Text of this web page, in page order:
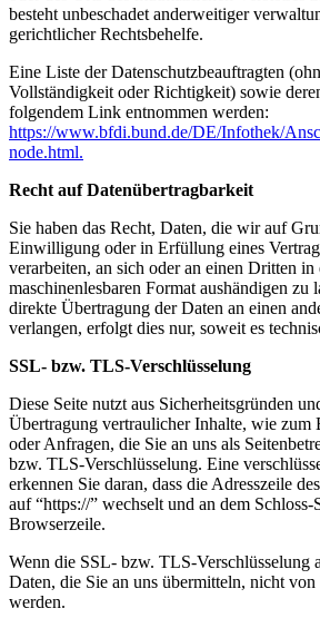
besteht unbeschadet anderweitiger
gerichtlicher Rechtsbehelfe.
Eine Liste der Datenschutzbeauftragten
Vollständigkeit oder Richtigkeit) sowie
folgendem Link entnommen werden:
https://www.bfdi.bund.de/DE/Infothek/
node.html.
Recht auf Datenübertragbarkeit
Sie haben das Recht, Daten, die wir auf
Einwilligung oder in Erfüllung eines
verarbeiten, an sich oder an einen Dritten in
maschinenlesbaren Format aushändigen zu
direkte Übertragung der Daten an einen
verlangen, erfolgt dies nur, soweit es
SSL- bzw. TLS-Verschlüsselung
Diese Seite nutzt aus Sicherheitsgründen
Übertragung vertraulicher Inhalte, wie zum
oder Anfragen, die Sie an uns als
bzw. TLS-Verschlüsselung. Eine
erkennen Sie daran, dass die Adresszeile
auf “https://” wechselt und an dem
Browserzeile.
Wenn die SSL- bzw. TLS-Verschlüsselung
Daten, die Sie an uns übermitteln, nicht
werden.